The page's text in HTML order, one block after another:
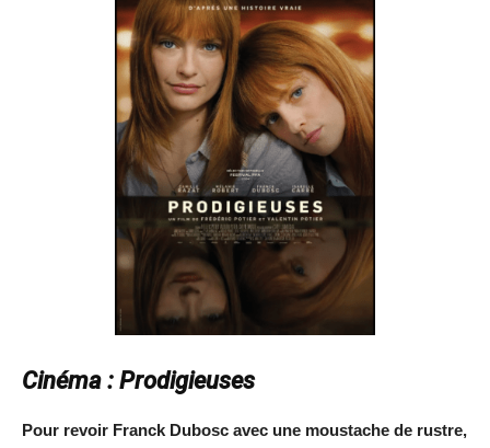
Cinéma : Prodigieuses
Pour revoir Franck Dubosc avec une moustache de rustre,